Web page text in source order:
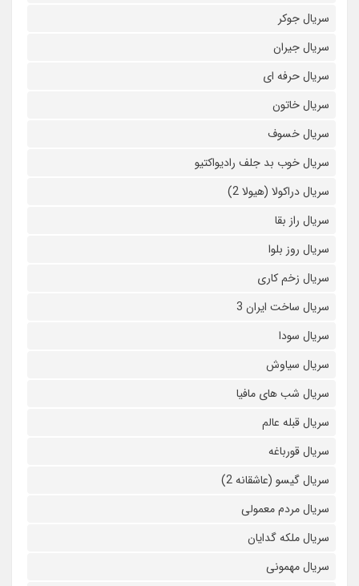
سریال جوکر
سریال جیران
سریال حرفه ای
سریال خاتون
سریال خسوف
سریال خوب بد جلف رادیواکتیو
سریال دراکولا (هیولا 2)
سریال راز بقا
سریال روز بلوا
سریال زخم کاری
سریال ساخت ایران 3
سریال سودا
سریال سیاوش
سریال شب های مافیا
سریال قبله عالم
سریال قورباغه
سریال گیسو (عاشقانه 2)
سریال مردم معمولی
سریال ملکه گدایان
سریال مهمونی